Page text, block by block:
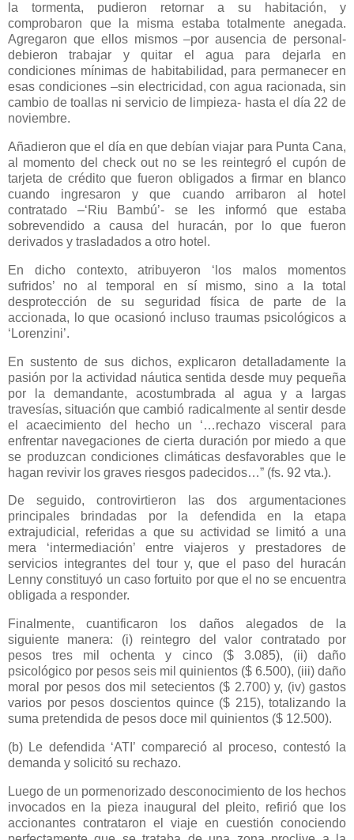
la tormenta, pudieron retornar a su habitación, y
comprobaron que la misma estaba totalmente anegada.
Agregaron que ellos mismos –por ausencia de personal-
debieron trabajar y quitar el agua para dejarla en
condiciones mínimas de habitabilidad, para permanecer en
esas condiciones –sin electricidad, con agua racionada, sin
cambio de toallas ni servicio de limpieza- hasta el día 22 de
noviembre.
Añadieron que el día en que debían viajar para Punta Cana,
al momento del check out no se les reintegró el cupón de
tarjeta de crédito que fueron obligados a firmar en blanco
cuando ingresaron y que cuando arribaron al hotel
contratado –‘Riu Bambú’- se les informó que estaba
sobrevendido a causa del huracán, por lo que fueron
derivados y trasladados a otro hotel.
En dicho contexto, atribuyeron ‘los malos momentos
sufridos’ no al temporal en sí mismo, sino a la total
desprotección de su seguridad física de parte de la
accionada, lo que ocasionó incluso traumas psicológicos a
‘Lorenzini’.
En sustento de sus dichos, explicaron detalladamente la
pasión por la actividad náutica sentida desde muy pequeña
por la demandante, acostumbrada al agua y a largas
travesías, situación que cambió radicalmente al sentir desde
el acaecimiento del hecho un ‘…rechazo visceral para
enfrentar navegaciones de cierta duración por miedo a que
se produzcan condiciones climáticas desfavorables que le
hagan revivir los graves riesgos padecidos…” (fs. 92 vta.).
De seguido, controvirtieron las dos argumentaciones
principales brindadas por la defendida en la etapa
extrajudicial, referidas a que su actividad se limitó a una
mera ‘intermediación’ entre viajeros y prestadores de
servicios integrantes del tour y, que el paso del huracán
Lenny constituyó un caso fortuito por que el no se encuentra
obligada a responder.
Finalmente, cuantificaron los daños alegados de la
siguiente manera: (i) reintegro del valor contratado por
pesos tres mil ochenta y cinco ($ 3.085), (ii) daño
psicológico por pesos seis mil quinientos ($ 6.500), (iii) daño
moral por pesos dos mil setecientos ($ 2.700) y, (iv) gastos
varios por pesos doscientos quince ($ 215), totalizando la
suma pretendida de pesos doce mil quinientos ($ 12.500).
(b) Le defendida ‘ATI’ compareció al proceso, contestó la
demanda y solicitó su rechazo.
Luego de un pormenorizado desconocimiento de los hechos
invocados en la pieza inaugural del pleito, refirió que los
accionantes contrataron el viaje en cuestión conociendo